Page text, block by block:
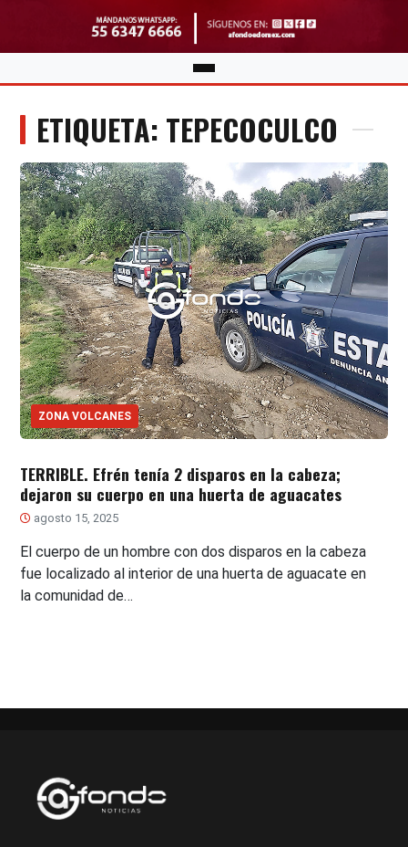
ETIQUETA: TEPECOCULCO
ZONA VOLCANES
TERRIBLE. Efrén tenía 2 disparos en la cabeza;
dejaron su cuerpo en una huerta de aguacates
agosto 15, 2025
El cuerpo de un hombre con dos disparos en la cabeza
fue localizado al interior de una huerta de aguacate en
la comunidad de…